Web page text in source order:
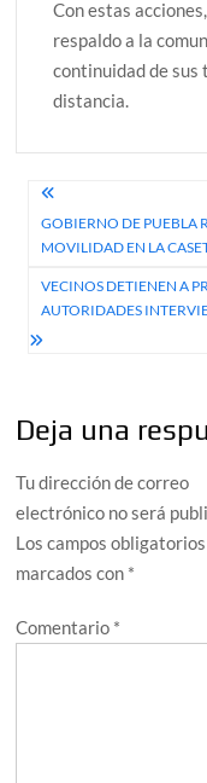
Con estas
respaldo a la
continuidad de
distancia.
Navegación
de
entradas
GOBIERNO DE PUEBLA
MOVILIDAD EN LA
VECINOS DETIENEN A
AUTORIDADES
Deja una
Tu dirección de correo
electrónico no será
Los campos
marcados con *
Comentario *